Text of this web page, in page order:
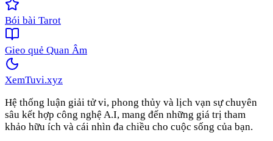
Bói bài Tarot
Gieo quẻ Quan Âm
XemTuvi.xyz
Hệ thống luận giải tử vi, phong thủy và lịch vạn sự chuyên
sâu kết hợp công nghệ A.I, mang đến những giá trị tham
khảo hữu ích và cái nhìn đa chiều cho cuộc sống của bạn.